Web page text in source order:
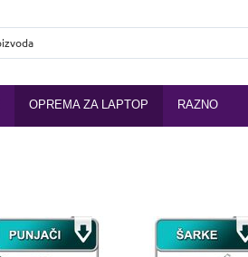
OPREMA ZA LAPTOP RAZNO